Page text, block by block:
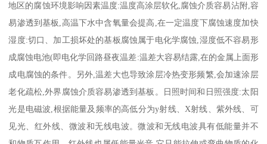
地区的腐蚀环境影响因素温度:温度高涂层软化,腐蚀介质容易沾附,容
易渗透到基板,高温下水中含氧量会提高,在一定温度下腐蚀速度加快
湿度:切口、加工损坏处的基板腐蚀属于电化学腐蚀,湿度低不容易形
成腐蚀电池(即电化学回路昼夜温差:温差大容易结露,在的金属上面形
成电腐蚀的条件。另外,温差大也导致涂层冷热变形频繁,会加速涂层
老化疏松,外界腐蚀介质容易渗透到基板。日照时间和日照强度:太阳
光是电磁波,根据能量及频率的高低分为y射线、X射线、紫外线、可
见光、红外线、微波和无线电波。微波和无线电波具有低能量并不